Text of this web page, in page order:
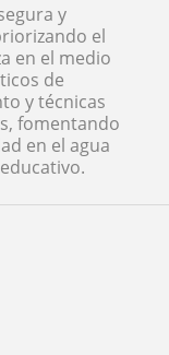
y
el
en el medio
de
y técnicas
fomentando
en el agua